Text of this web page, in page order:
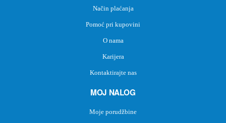
Način plaćanja
Pomoć pri kupovini
O nama
Karijera
Kontaktirajte nas
MOJ NALOG
Moje porudžbine